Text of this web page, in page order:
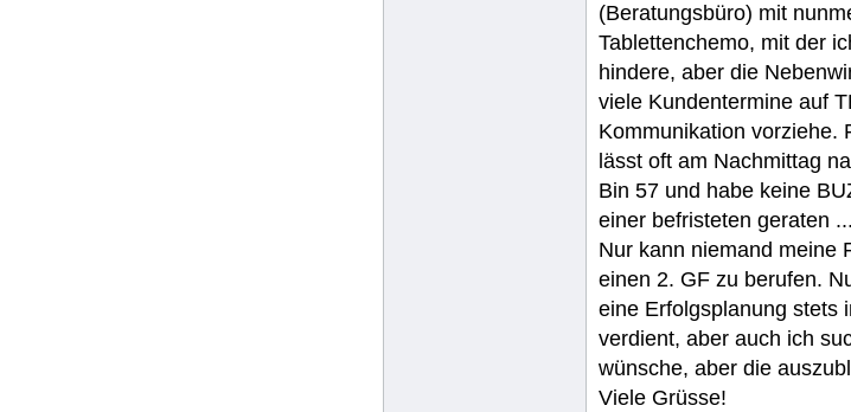
(Beratungsbüro) mit
Tablettenchemo, mit der
hindere, aber die
viele Kundentermine auf
Kommunikation vorziehe.
lässt oft am Nachmittag
Bin 57 und habe keine
einer befristeten geraten
Nur kann niemand meine
einen 2. GF zu berufen.
eine Erfolgsplanung stets
verdient, aber auch ich
wünsche, aber die
Viele Grüsse!